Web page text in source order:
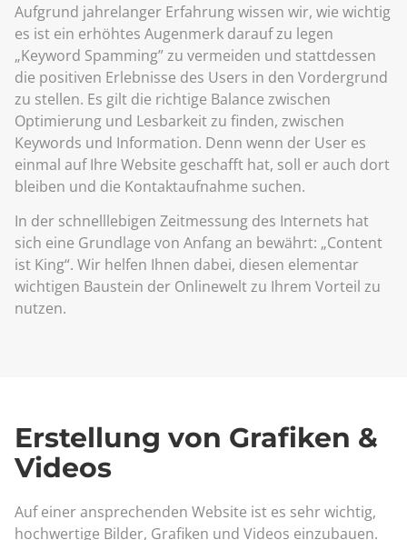
Aufgrund jahrelanger Erfahrung wissen wir, wie wichtig
es ist ein erhöhtes Augenmerk darauf zu legen
„Keyword Spamming” zu vermeiden und stattdessen
die positiven Erlebnisse des Users in den Vordergrund
zu stellen. Es gilt die richtige Balance zwischen
Optimierung und Lesbarkeit zu finden, zwischen
Keywords und Information. Denn wenn der User es
einmal auf Ihre Website geschafft hat, soll er auch dort
bleiben und die Kontaktaufnahme suchen.
In der schnelllebigen Zeitmessung des Internets hat
sich eine Grundlage von Anfang an bewährt: „Content
ist King“. Wir helfen Ihnen dabei, diesen elementar
wichtigen Baustein der Onlinewelt zu Ihrem Vorteil zu
nutzen.
Erstellung von Grafiken &
Videos
Auf einer ansprechenden Website ist es sehr wichtig,
hochwertige Bilder, Grafiken und Videos einzubauen.